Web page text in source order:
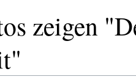
zeigen